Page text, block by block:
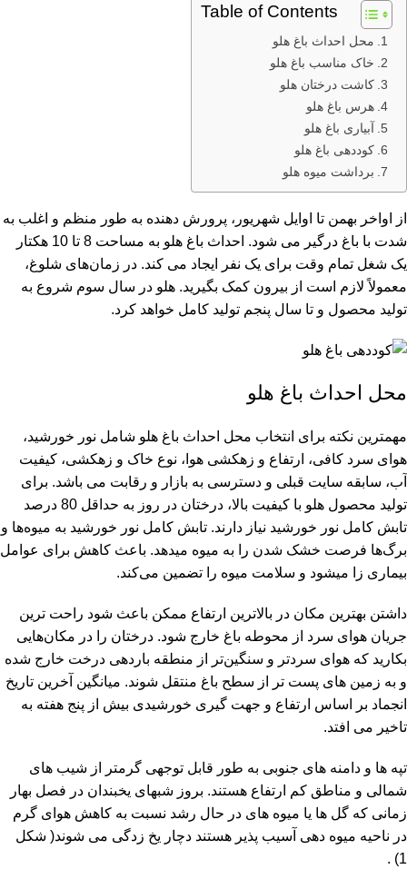
Table of Contents
محل احداث باغ هلو
خاک مناسب باغ هلو
کاشت درختان هلو
هرس باغ هلو
آبیاری باغ هلو
کوددهی باغ هلو
برداشت میوه هلو
از اواخر بهمن تا اوایل شهریور، پرورش دهنده به طور منظم و اغلب به
شدت با باغ درگیر می شود. احداث باغ هلو به مساحت 8 تا 10 هکتار
یک شغل تمام وقت برای یک نفر ایجاد می کند. در زمان‌های شلوغ،
معمولاً لازم است از بیرون کمک بگیرید. هلو در سال سوم شروع به
تولید محصول و تا سال پنجم تولید کامل خواهد کرد.
محل احداث باغ هلو
مهمترین نکته برای انتخاب محل احداث باغ هلو شامل نور خورشید،
هوای سرد کافی، ارتفاع و زهکشی هوا، نوع خاک و زهکشی، کیفیت
آب، سابقه سایت قبلی و دسترسی به بازار و رقابت می باشد. برای
تولید محصول هلو با کیفیت بالا، درختان در روز به حداقل 80 درصد
تابش کامل نور خورشید نیاز دارند. تابش کامل نور خورشید به میوه‌ها و
برگ‌ها فرصت خشک شدن را به میوه میدهد. باعث کاهش برای عوامل
بیماری زا میشود و سلامت میوه را تضمین می‌کند.
داشتن بهترین مکان در بالاترین ارتفاع ممکن باعث شود راحت ترین
جریان هوای سرد از محوطه باغ خارج شود. درختان را در مکان‌هایی
بکارید که هوای سردتر و سنگین‌تر از منطقه باردهی درخت خارج شده
و به زمین های پست تر از سطح باغ منتقل شوند. میانگین آخرین تاریخ
انجماد بر اساس ارتفاع و جهت گیری خورشیدی بیش از پنج هفته به
تاخیر می افتد.
تپه ها و دامنه های جنوبی به طور قابل توجهی گرمتر از شیب های
شمالی و مناطق کم ارتفاع هستند. بروز شبهای یخبندان در فصل بهار
زمانی که گل ها یا میوه های در حال رشد نسبت به کاهش هوای گرم
در ناحیه میوه دهی آسیب پذیر هستند دچار یخ زدگی می شوند( شکل
1) .